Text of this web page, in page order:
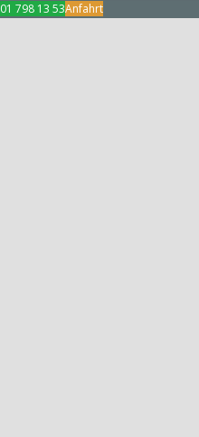
01 798 13 53Anfahrt